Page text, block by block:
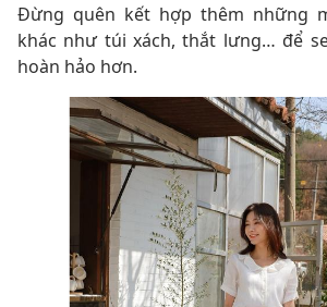
Đừng quên kết hợp thêm những
khác như túi xách, thắt lưng… để
hoàn hảo hơn.